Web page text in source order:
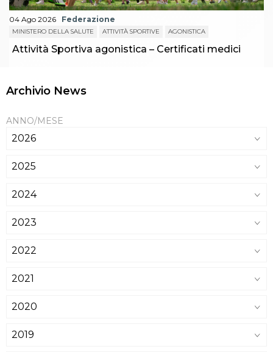
04 Ago 2026 Federazione
MINISTERO DELLA SALUTE ATTIVITÀ SPORTIVE AGONISTICA
Attività Sportiva agonistica – Certificati medici
Archivio News
ANNO/MESE
2026
2025
2024
2023
2022
2021
2020
2019